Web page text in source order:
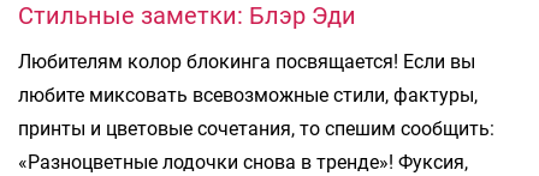
Стильные заметки: Блэр Эди
Любителям колор блокинга посвящается! Если вы
любите миксовать всевозможные стили, фактуры,
принты и цветовые сочетания, то спешим сообщить:
«Разноцветные лодочки снова в тренде»! Фуксия,